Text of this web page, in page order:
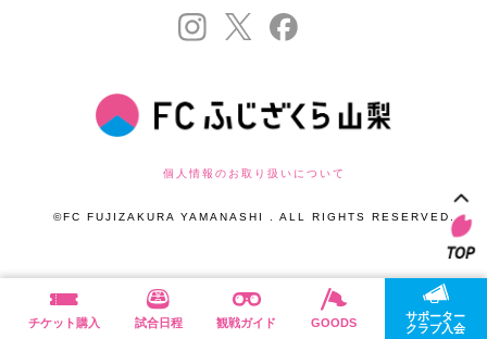
個人情報のお取り扱いについて
©FC FUJIZAKURA YAMANASHI . ALL RIGHTS RESERVED.
チケット購入 試合日程 観戦ガイド GOODS
サポーター
クラブ入会